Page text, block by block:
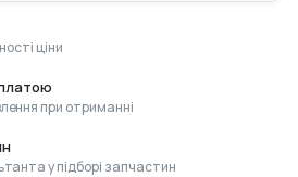
ціни
при отриманні
у підборі запчастин